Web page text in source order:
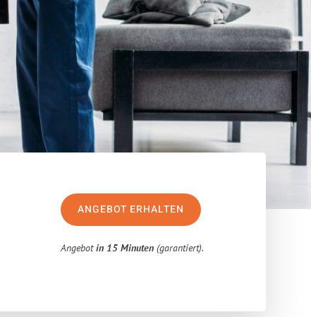
ANGEBOT ERHALTEN
Angebotin 15 Minuten (garantiert).